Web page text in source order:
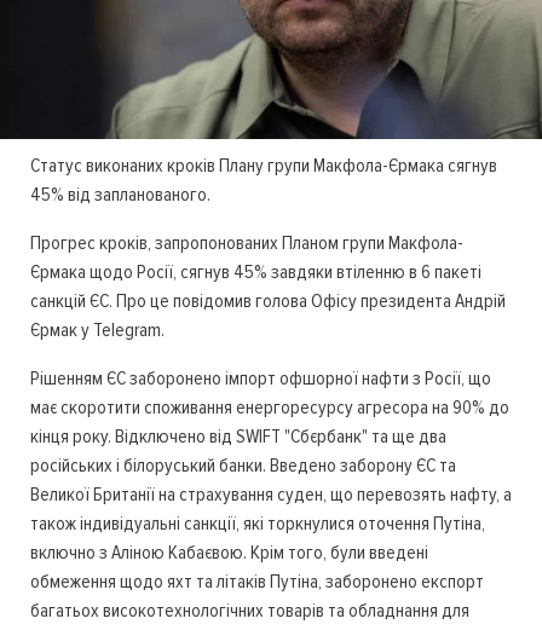
Статус виконаних кроків Плану групи Макфола-Єрмака сягнув
45% від запланованого.
Прогрес кроків, запропонованих Планом групи Макфола-
Єрмака щодо Росії, сягнув 45% завдяки втіленню в 6 пакеті
санкцій ЄС. Про це повідомив голова Офісу президента Андрій
Єрмак у Telegram.
Рішенням ЄС заборонено імпорт офшорної нафти з Росії, що
має скоротити споживання енергоресурсу агресора на 90% до
кінця року. Відключено від SWIFT "Сбєрбанк" та ще два
російських і білоруський банки. Введено заборону ЄС та
Великої Британії на страхування суден, що перевозять нафту, а
також індивідуальні санкції, які торкнулися оточення Путіна,
включно з Аліною Кабаєвою. Крім того, були введені
обмеження щодо яхт та літаків Путіна, заборонено експорт
багатьох високотехнологічних товарів та обладнання для